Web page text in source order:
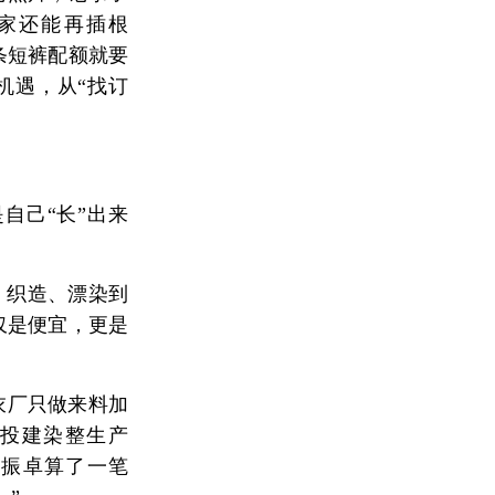
还能再插根
短裤配额就要
遇，从“找订
己“长”出来
造、漂染到
便宜，更是
只做来料加
建染整生产
卓算了一笔